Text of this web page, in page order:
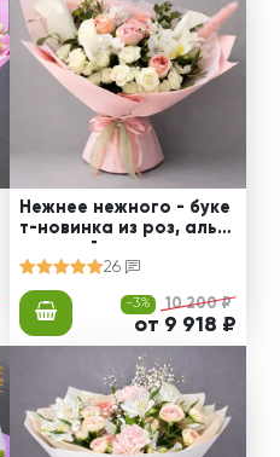
Нежнее нежного - буке
т-новинка из роз, альст
ромерий и калл
26
-3% 10 200 ₽
от 9 918 ₽